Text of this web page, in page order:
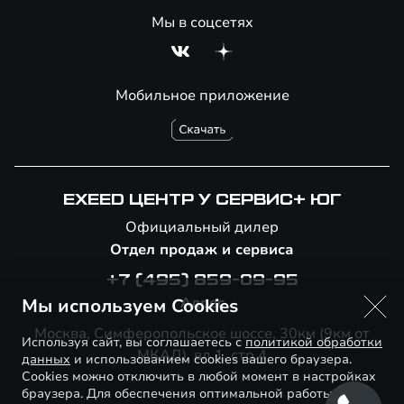
Мобильное приложение
Мы в соцсетях
EXEED ЦЕНТР У СЕРВИС+ ЮГ
Официальный дилер
Отдел продаж и сервиса
+7 (495) 859-09-95
Адрес
Москва, Симферопольское шоссе, 30км (9км от
МКАД), вл.1, стр.4
Мы используем Cookies
Используя сайт, вы соглашаетесь сполитикой обработки
данных и использованием cookies вашего браузера.
Cookies можно отключить в любой момент в настройках
браузера. Для обеспечения оптимальной работы и